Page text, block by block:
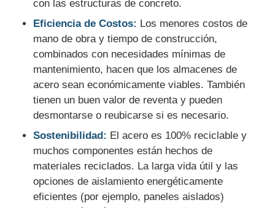
Garaje de acero
con las estructuras de concreto.
Eficiencia de Costos: Los menores costos de
mano de obra y tiempo de construcción,
combinados con necesidades mínimas de
mantenimiento, hacen que los almacenes de
acero sean económicamente viables. También
tienen un buen valor de reventa y pueden
desmontarse o reubicarse si es necesario.
Sostenibilidad: El acero es 100% reciclable y
muchos componentes están hechos de
materiales reciclados. La larga vida útil y las
opciones de aislamiento energéticamente
eficientes (por ejemplo, paneles aislados)